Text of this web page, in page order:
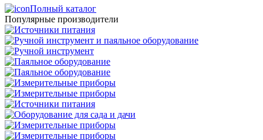
Полный каталог
Популярные производители